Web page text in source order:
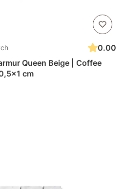
0.00
Queen Beige | Coffee
cm